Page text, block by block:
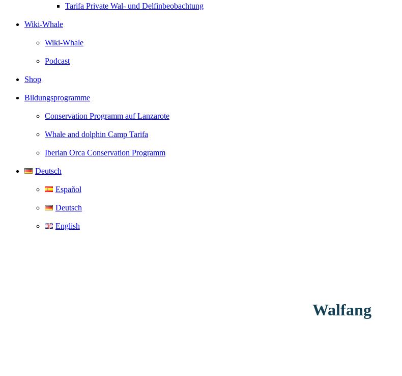
Tarifa Private Wal- und Delfinbeobachtung
Wiki-Whale
Wiki-Whale
Podcast
Shop
Bildungsprogramme
Conservation Programm auf Lanzarote
Whale and dolphin Camp Tarifa
Iberian Orca Conservation Programm
Deutsch
Español
Deutsch
English
Walfang